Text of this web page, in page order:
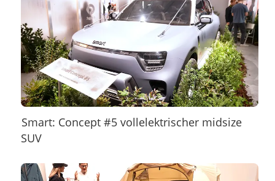
Smart: Concept #5 vollelektrischer midsize
SUV